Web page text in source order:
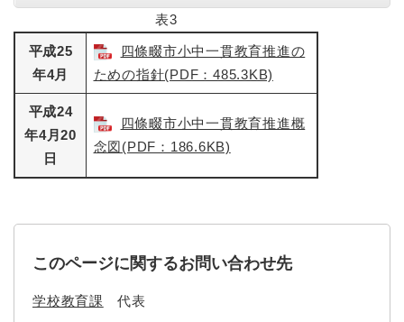
表3
平成25
年4月
四條畷市小中一貫教育推進の
ための指針(PDF：485.3KB)
平成24
年4月20
日
四條畷市小中一貫教育推進概
念図(PDF：186.6KB)
このページに関するお問い合わせ先
学校教育課 代表